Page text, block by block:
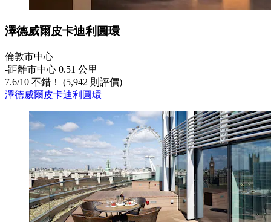
澤德威爾皮卡迪利圓環
倫敦市中心
‐距離市中心 0.51 公里
7.6/10 不錯！ (5,942 則評價)
澤德威爾皮卡迪利圓環